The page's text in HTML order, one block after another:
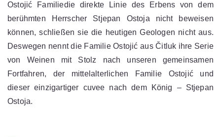
Ostojić Familiedie direkte Linie des Erbens von dem
berühmten Herrscher Stjepan Ostoja nicht beweisen
können, schließen sie die heutigen Geologen nicht aus.
Deswegen nennt die Familie Ostojić aus Čitluk ihre Serie
von Weinen mit Stolz nach unseren gemeinsamen
Fortfahren, der mittelalterlichen Familie Ostojić und
dieser einzigartiger cuvee nach dem König – Stjepan
Ostoja.